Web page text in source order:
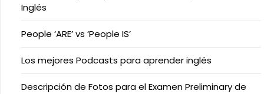
Inglés
People ‘ARE’ vs ‘People IS’
Los mejores Podcasts para aprender inglés
Descripción de Fotos para el Examen Preliminary de